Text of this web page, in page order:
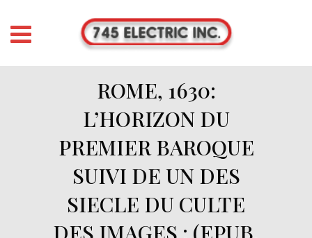
ROME, 1630:
L’HORIZON DU
PREMIER BAROQUE
SUIVI DE UN DES
SIECLE DU CULTE
DES IMAGES : (EPUB,